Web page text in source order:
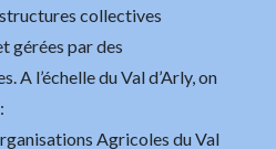
collectives
gérées par des
A l’échelle du Val d’Arly, on
Agricoles du Val